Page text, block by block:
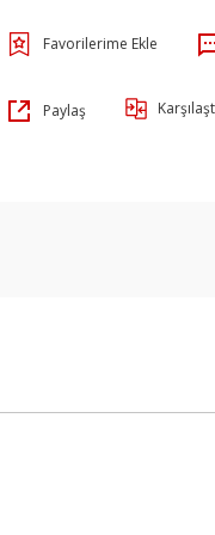
Paylaş